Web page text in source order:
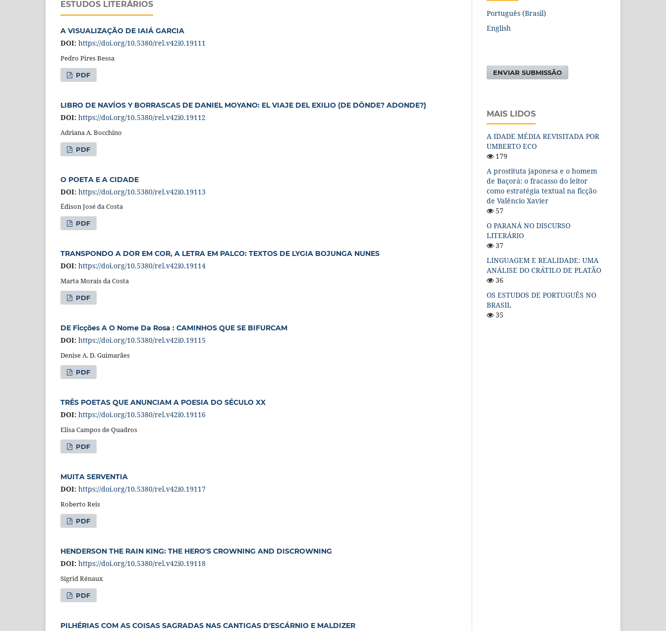
ESTUDOS LITERÁRIOS
A VISUALIZAÇÃO DE IAIÁ GARCIA
DOI: https://doi.org/10.5380/rel.v42i0.19111
Pedro Pires Bessa
PDF
LIBRO DE NAVÍOS Y BORRASCAS DE DANIEL MOYANO: EL VIAJE DEL EXILIO (DE DÖNDE? ADONDE?)
DOI: https://doi.org/10.5380/rel.v42i0.19112
Adriana A. Bocchino
PDF
O POETA E A CIDADE
DOI: https://doi.org/10.5380/rel.v42i0.19113
Édison José da Costa
PDF
TRANSPONDO A DOR EM COR, A LETRA EM PALCO: TEXTOS DE LYGIA BOJUNGA NUNES
DOI: https://doi.org/10.5380/rel.v42i0.19114
Marta Morais da Costa
PDF
DE Ficções A O Nome Da Rosa : CAMINHOS QUE SE BIFURCAM
DOI: https://doi.org/10.5380/rel.v42i0.19115
Denise A. D. Guimarães
PDF
TRÊS POETAS QUE ANUNCIAM A POESIA DO SÉCULO XX
DOI: https://doi.org/10.5380/rel.v42i0.19116
Elisa Campos de Quadros
PDF
MUITA SERVENTIA
DOI: https://doi.org/10.5380/rel.v42i0.19117
Roberto Reis
PDF
HENDERSON THE RAIN KING: THE HERO'S CROWNING AND DISCROWNING
DOI: https://doi.org/10.5380/rel.v42i0.19118
Sigrid Rénaux
PDF
PILHÉRIAS COM AS COISAS SAGRADAS NAS CANTIGAS D'ESCÁRNIO E MALDIZER
Português (Brasil)
English
ENVIAR SUBMISSÃO
MAIS LIDOS
A IDADE MÉDIA REVISITADA POR
UMBERTO ECO
179
A prostituta japonesa e o homem
de Baçorá: o fracasso do leitor
como estratégia textual na ficção
de Valêncio Xavier
57
O PARANÁ NO DISCURSO
LITERÁRIO
37
LINGUAGEM E REALIDADE: UMA
ANÁLISE DO CRÁTILO DE PLATÃO
36
OS ESTUDOS DE PORTUGUÊS NO
BRASIL
35